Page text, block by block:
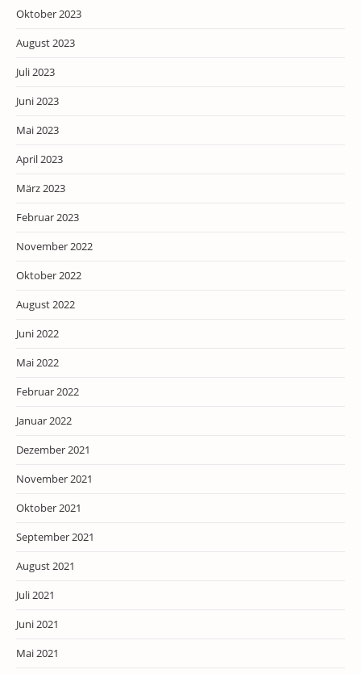
Oktober 2023
August 2023
Juli 2023
Juni 2023
Mai 2023
April 2023
März 2023
Februar 2023
November 2022
Oktober 2022
August 2022
Juni 2022
Mai 2022
Februar 2022
Januar 2022
Dezember 2021
November 2021
Oktober 2021
September 2021
August 2021
Juli 2021
Juni 2021
Mai 2021